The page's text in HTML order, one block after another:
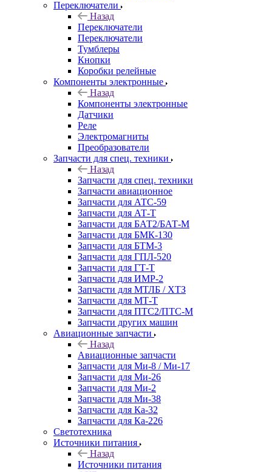
Переключатели
Назад
Переключатели
Переключатели
Тумблеры
Кнопки
Коробки релейные
Компоненты электронные
Назад
Компоненты электронные
Датчики
Реле
Электромагниты
Преобразователи
Запчасти для спец. техники
Назад
Запчасти для спец. техники
Запчасти авиационное
Запчасти для АТС-59
Запчасти для АТ-Т
Запчасти для БАТ2/БАТ-М
Запчасти для БМК-130
Запчасти для БТМ-3
Запчасти для ГПЛ-520
Запчасти для ГТ-Т
Запчасти для ИМР-2
Запчасти для МТЛБ / ХТЗ
Запчасти для МТ-Т
Запчасти для ПТС2/ПТС-М
Запчасти других машин
Авиационные запчасти
Назад
Авиационные запчасти
Запчасти для Ми-8 / Ми-17
Запчасти для Ми-26
Запчасти для Ми-2
Запчасти для Ми-38
Запчасти для Ка-32
Запчасти для Ка-226
Светотехника
Источники питания
Назад
Источники питания